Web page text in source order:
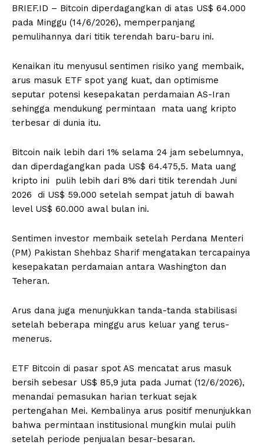
BRIEF.ID – Bitcoin diperdagangkan di atas US$ 64.000
pada Minggu (14/6/2026), memperpanjang
pemulihannya dari titik terendah baru-baru ini.
Kenaikan itu menyusul sentimen risiko yang membaik,
arus masuk ETF spot yang kuat, dan optimisme
seputar potensi kesepakatan perdamaian AS-Iran
sehingga mendukung permintaan mata uang kripto
terbesar di dunia itu.
Bitcoin naik lebih dari 1% selama 24 jam sebelumnya,
dan diperdagangkan pada US$ 64.475,5. Mata uang
kripto ini pulih lebih dari 8% dari titik terendah Juni
2026 di US$ 59.000 setelah sempat jatuh di bawah
level US$ 60.000 awal bulan ini.
Sentimen investor membaik setelah Perdana Menteri
(PM) Pakistan Shehbaz Sharif mengatakan tercapainya
kesepakatan perdamaian antara Washington dan
Teheran.
Arus dana juga menunjukkan tanda-tanda stabilisasi
setelah beberapa minggu arus keluar yang terus-
menerus.
ETF Bitcoin di pasar spot AS mencatat arus masuk
bersih sebesar US$ 85,9 juta pada Jumat (12/6/2026),
menandai pemasukan harian terkuat sejak
pertengahan Mei. Kembalinya arus positif menunjukkan
bahwa permintaan institusional mungkin mulai pulih
setelah periode penjualan besar-besaran.